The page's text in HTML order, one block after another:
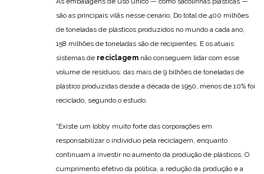
são as principais vilãs nesse cenário, Do total de 400 milhões
de toneladas de plásticos produzidos no mundo a cada ano,
158 milhões de toneladas são de recipientes. E os atuais
sistemas de reciclagem não conseguem lidar com esse
volume de resíduos: das mais de 9 bilhões de toneladas de
plástico produzidas desde a década de 1950, menos de 10% foi
reciclado, segundo o estudo.
“Existe um lobby muito forte das corporações em
responsabilizar o indivíduo pela reciclagem, enquanto
continuam a investir no aumento da produção de plásticos. O
cumprimento efetivo da política, a redução da produção e a